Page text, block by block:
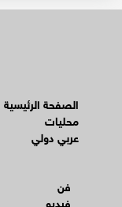
الصفحة الرئيسية
محليات
عربي دولي
فن
فيديو